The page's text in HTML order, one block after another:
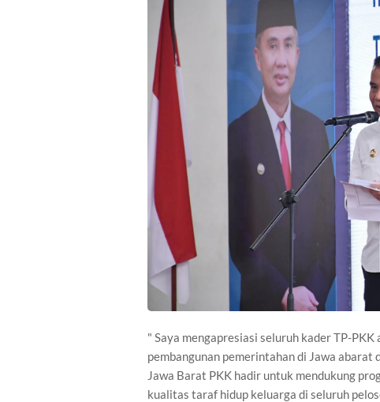
" Saya mengapresiasi seluruh kader TP-
pembangunan pemerintahan di Jawa
Jawa Barat PKK hadir untuk mendukung
kualitas taraf hidup keluarga di seluruh